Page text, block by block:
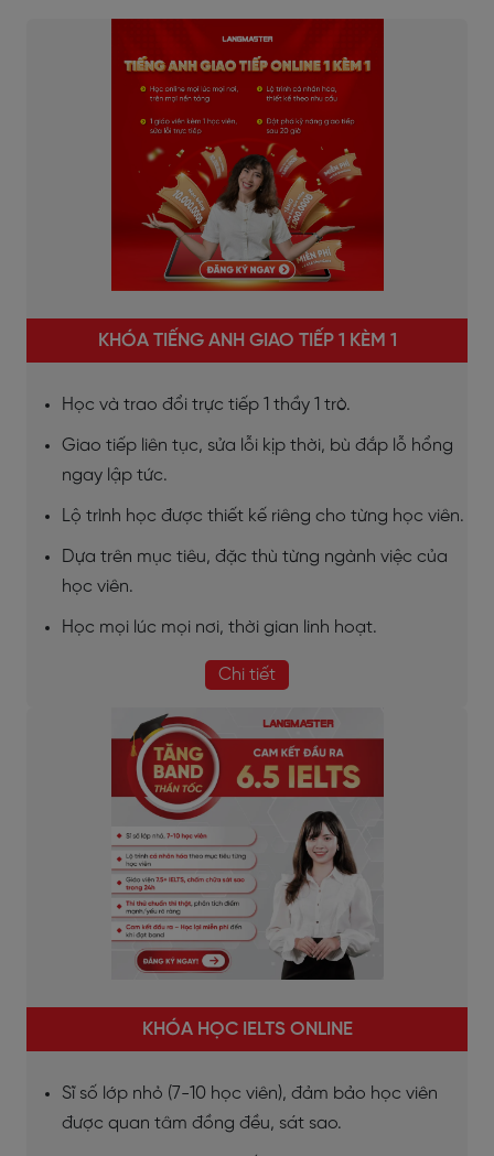
KHÓA TIẾNG ANH GIAO TIẾP 1 KÈM 1
Học và trao đổi trực tiếp 1 thầy 1 trò.
Giao tiếp liên tục, sửa lỗi kịp thời, bù đắp lỗ hổng
ngay lập tức.
Lộ trình học được thiết kế riêng cho từng học viên.
Dựa trên mục tiêu, đặc thù từng ngành việc của
học viên.
Học mọi lúc mọi nơi, thời gian linh hoạt.
Chi tiết
KHÓA HỌC IELTS ONLINE
Sĩ số lớp nhỏ (7-10 học viên), đảm bảo học viên
được quan tâm đồng đều, sát sao.